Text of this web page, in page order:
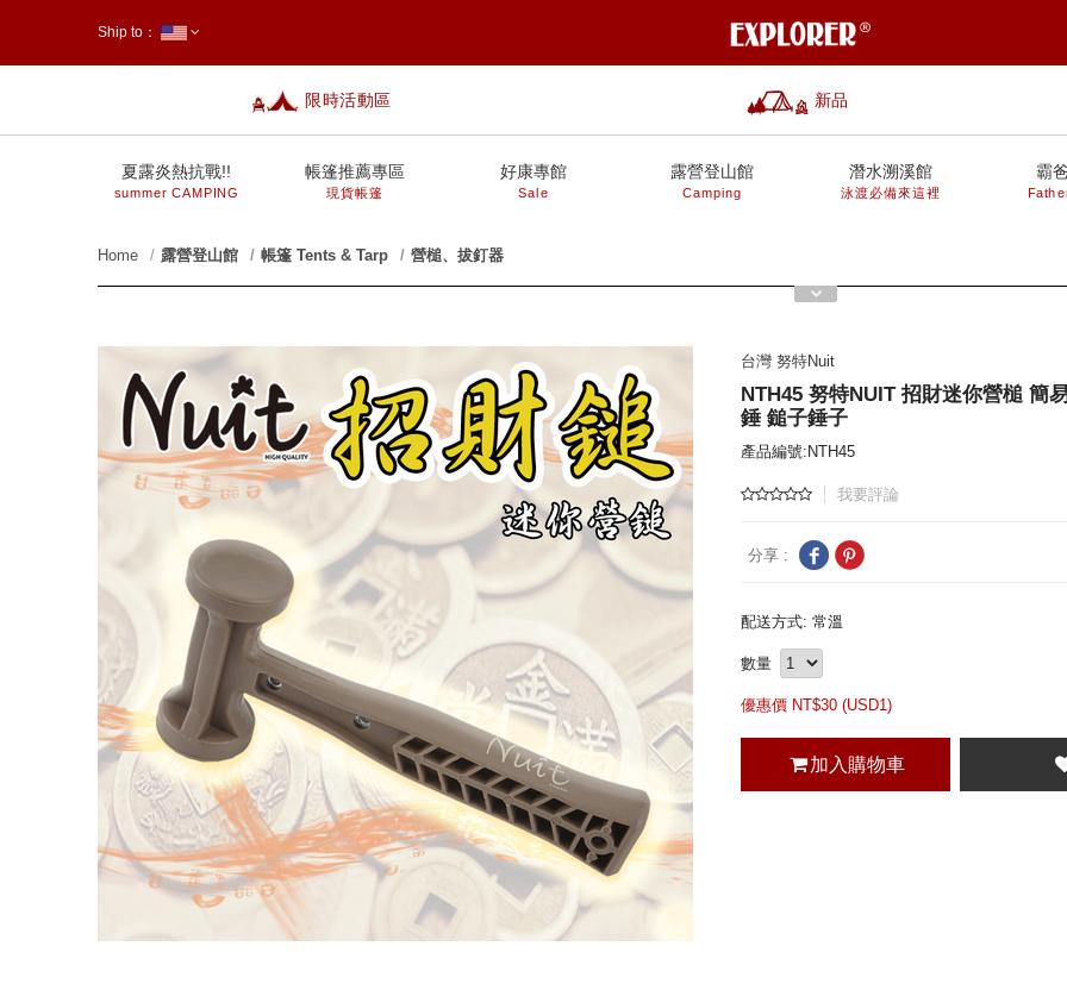
限時活動區 新品
Ship to：
夏露炎熱抗戰!!
summer CAMPING
帳篷推薦專區
現貨帳篷
好康專館
Sale
露營登山館
Camping
潛水溯溪館
泳渡必備來這裡
霸
Home 露營登山館 帳篷 Tents & Tarp 營槌、拔釘器
prev
台灣 努特Nuit
NTH45 努特NUIT 招財迷你營槌 簡
錘 鎚子錘子
產品編號:NTH45
我要評論
分享 :
配送方式: 常溫
數量
優惠價 NT$30 (USD1)
加入購物車